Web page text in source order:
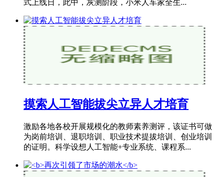
式上线日，此中，灰测阶段，小米人车家全生...
摸索人工智能拔尖立异人才培育
激励各地各校开展规模化的教师素养测评，该证书可做
为岗前培训、退职培训、职业技术提拔培训、创业培训
的证明。科学设想人工智能+专业系统、课程系...